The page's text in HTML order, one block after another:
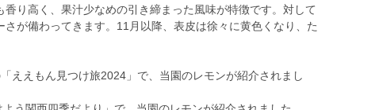
り高く、果汁少なめの引き締まった風味が特徴です。対して
が備わってきます。11月以降、表皮は徐々に黄色くなり、た
ええもん見つけ旅2024」で、当園のレモンが紹介されまし